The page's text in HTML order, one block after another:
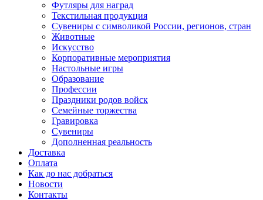
Футляры для наград
Текстильная продукция
Сувениры с символикой России, регионов, стран
Животные
Искусство
Корпоративные мероприятия
Настольные игры
Образование
Профессии
Праздники родов войск
Семейные торжества
Гравировка
Сувениры
Дополненная реальность
Доставка
Оплата
Как до нас добраться
Новости
Контакты